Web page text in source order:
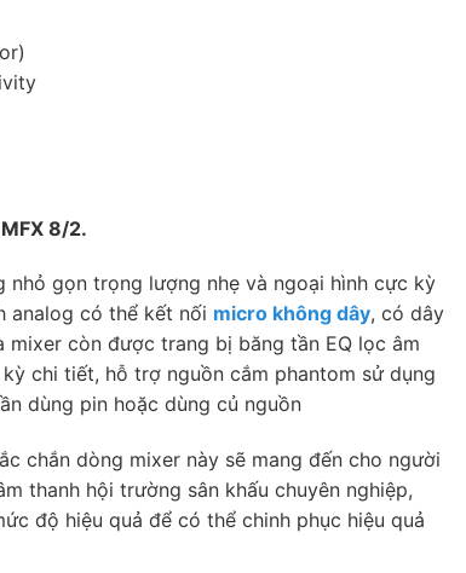
8/2.
gọn trọng lượng nhẹ và ngoại hình cực kỳ
analog có thể kết nối micro không dây, có dây
còn được trang bị băng tần EQ lọc âm
chi tiết, hỗ trợ nguồn cắm phantom sử dụng
dùng pin hoặc dùng củ nguồn
chắn dòng mixer này sẽ mang đến cho người
thanh hội trường sân khấu chuyên nghiệp,
độ hiệu quả để có thể chinh phục hiệu quả